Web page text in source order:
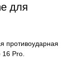
для
противоударная
Pro.